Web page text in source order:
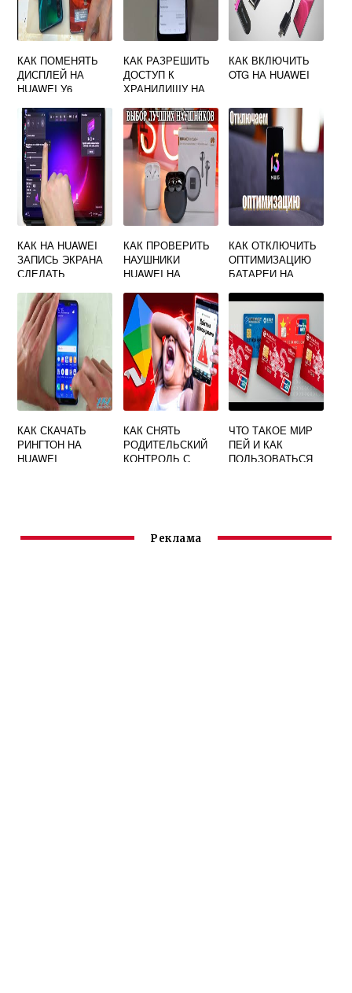
КАК ПОМЕНЯТЬ
ДИСПЛЕЙ НА
HUAWEI У6
КАК РАЗРЕШИТЬ
ДОСТУП К
ХРАНИЛИЩУ НА
КАК ВКЛЮЧИТЬ
OTG НА HUAWEI
КАК НА HUAWEI
ЗАПИСЬ ЭКРАНА
СДЕЛАТЬ
КАК ПРОВЕРИТЬ
НАУШНИКИ
HUAWEI НА
КАК ОТКЛЮЧИТЬ
ОПТИМИЗАЦИЮ
БАТАРЕИ НА
КАК СКАЧАТЬ
РИНГТОН НА
HUAWEI
КАК СНЯТЬ
РОДИТЕЛЬСКИЙ
КОНТРОЛЬ С
ЧТО ТАКОЕ МИР
ПЕЙ И КАК
ПОЛЬЗОВАТЬСЯ
Реклама